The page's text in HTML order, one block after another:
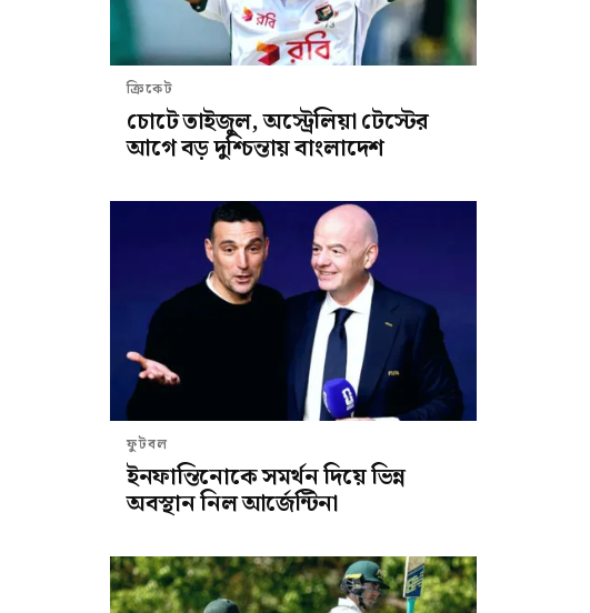
ক্রিকেট
চোটে তাইজুল, অস্ট্রেলিয়া টেস্টের
আগে বড় দুশ্চিন্তায় বাংলাদেশ
ফুটবল
ইনফান্তিনোকে সমর্থন দিয়ে ভিন্ন
অবস্থান নিল আর্জেন্টিনা